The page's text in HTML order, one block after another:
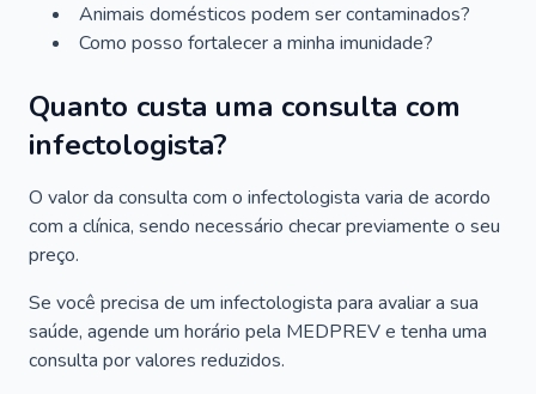
Animais domésticos podem ser contaminados?
Como posso fortalecer a minha imunidade?
Quanto custa uma consulta com
infectologista?
O valor da consulta com o infectologista varia de acordo
com a clínica, sendo necessário checar previamente o seu
preço.
Se você precisa de um infectologista para avaliar a sua
saúde, agende um horário pela MEDPREV e tenha uma
consulta por valores reduzidos.